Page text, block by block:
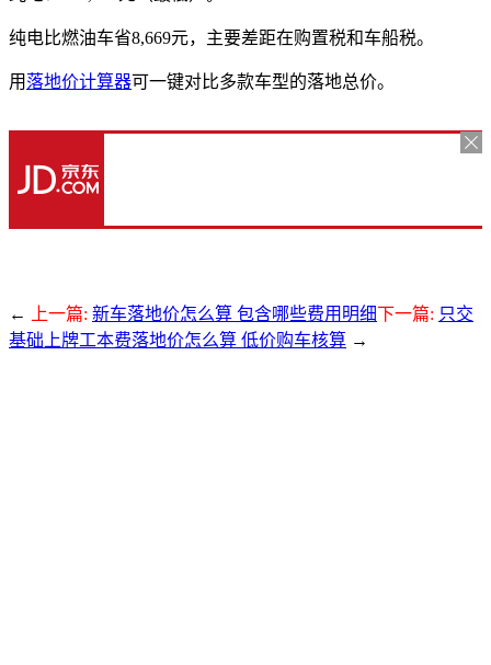
纯电比燃油车省8,669元，主要差距在购置税和车船税。
用 落地价计算器可一键对比多款车型的落地总价。
← 上一篇: 新车落地价怎么算 包含哪些费用明细下一篇: 只交
基础上牌工本费落地价怎么算 低价购车核算 →